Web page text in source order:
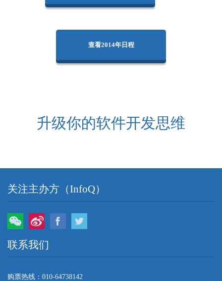
查看2014年日程
升级你的软件开发思维
关注主办方（InfoQ）
微信 微博 Facebook
联系我们
购票热线：010-64738142